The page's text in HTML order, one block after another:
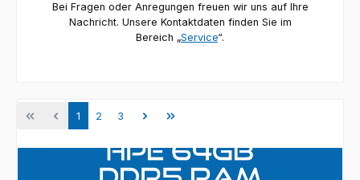
Bei Fragen oder Anregungen freuen wir uns auf Ihre
Nachricht. Unsere Kontaktdaten finden Sie im
Bereich „Service“.
Seite
1 Seite
2 Seite
3